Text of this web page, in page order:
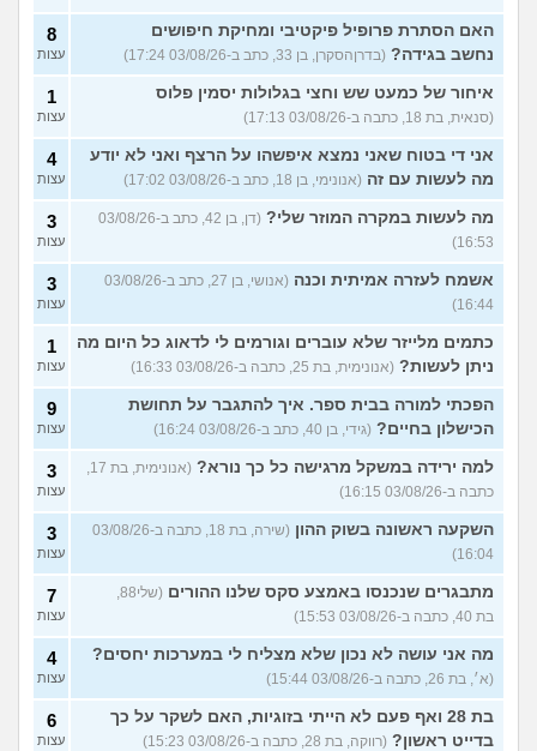
האם הסתרת פרופיל פיקטיבי ומחיקת חיפושים
נחשב בגידה? (בדרןהסקרן, בן 33, כתב ב-03/08/26 17:24)
8
עצות
איחור של כמעט שש וחצי בגלולות יסמין פלוס
(סנאית, בת 18, כתבה ב-03/08/26 17:13)
1
עצות
אני די בטוח שאני נמצא איפשהו על הרצף ואני לא יודע
מה לעשות עם זה (אנונימי, בן 18, כתב ב-03/08/26 17:02)
4
עצות
מה לעשות במקרה המוזר שלי?
(דן, בן 42, כתב ב-03/08/26
16:53)
3
עצות
אשמח לעזרה אמיתית וכנה
(אנושי, בן 27, כתב ב-03/08/26
16:44)
3
עצות
כתמים מלייזר שלא עוברים וגורמים לי לדאוג כל היום מה
ניתן לעשות? (אנונימית, בת 25, כתבה ב-03/08/26 16:33)
1
עצות
הפכתי למורה בבית ספר. איך להתגבר על תחושת
הכישלון בחיים? (גידי, בן 40, כתב ב-03/08/26 16:24)
9
עצות
למה ירידה במשקל מרגישה כל כך נורא?
(אנונימית, בת 17,
כתבה ב-03/08/26 16:15)
3
עצות
השקעה ראשונה בשוק ההון
(שירה, בת 18, כתבה ב-03/08/26
16:04)
3
עצות
מתבגרים שנכנסו באמצע סקס שלנו ההורים
(שלי88,
בת 40, כתבה ב-03/08/26 15:53)
7
עצות
מה אני עושה לא נכון שלא מצליח לי במערכות יחסים?
(א׳, בת 26, כתבה ב-03/08/26 15:44)
4
עצות
בת 28 ואף פעם לא הייתי בזוגיות, האם לשקר על כך
בדייט ראשון? (רווקה, בת 28, כתבה ב-03/08/26 15:23)
6
עצות